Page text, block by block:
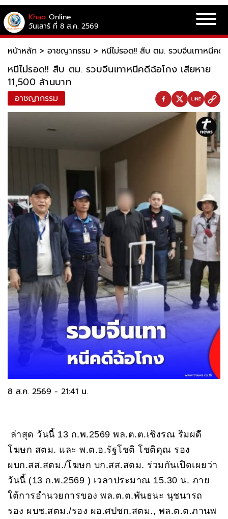
Khao Online
วันเสาร์ ที่ 8 ส.ค. 2569
หน้าหลัก > อาชญากรรม > หนีไม่รอด!! สืบ ตม. รวบจีนเทาหนีคดี
หนีไม่รอด!! สืบ ตม. รวบจีนเทาหนีคดีฉ้อโกง เสียหาย
11,500 ล้านบาท
อาชญากรรม
8 ส.ค. 2569 - 21:41 น.
ล่าสุด วันนี้ 13 ก.พ.2569 พล.ต.ต.เชิงรณ ริมผดี
โฆษก สตม. และ พ.ต.อ.รัฐโชติ โชติคุณ รอง
ผบก.สส.สตม./โฆษก บก.สส.สตม. ร่วมกันเปิดเผยว่า
วันนี้ (13 ก.พ.2569 ) เวลาประมาณ 15.30 น. ภาย
ใต้การอำนวยการของ พล.ต.ต.พันธนะ นุชนารถ
รอง ผบช.สตม./รอง ผอ.ศปชก.สตม., พล.ต.ต.ภานพ